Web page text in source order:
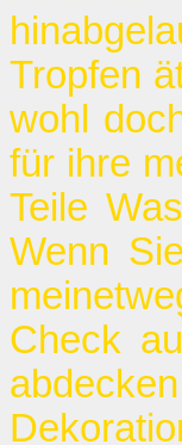
Tropfen
wohl
für ihre
Teile
Wenn
Check